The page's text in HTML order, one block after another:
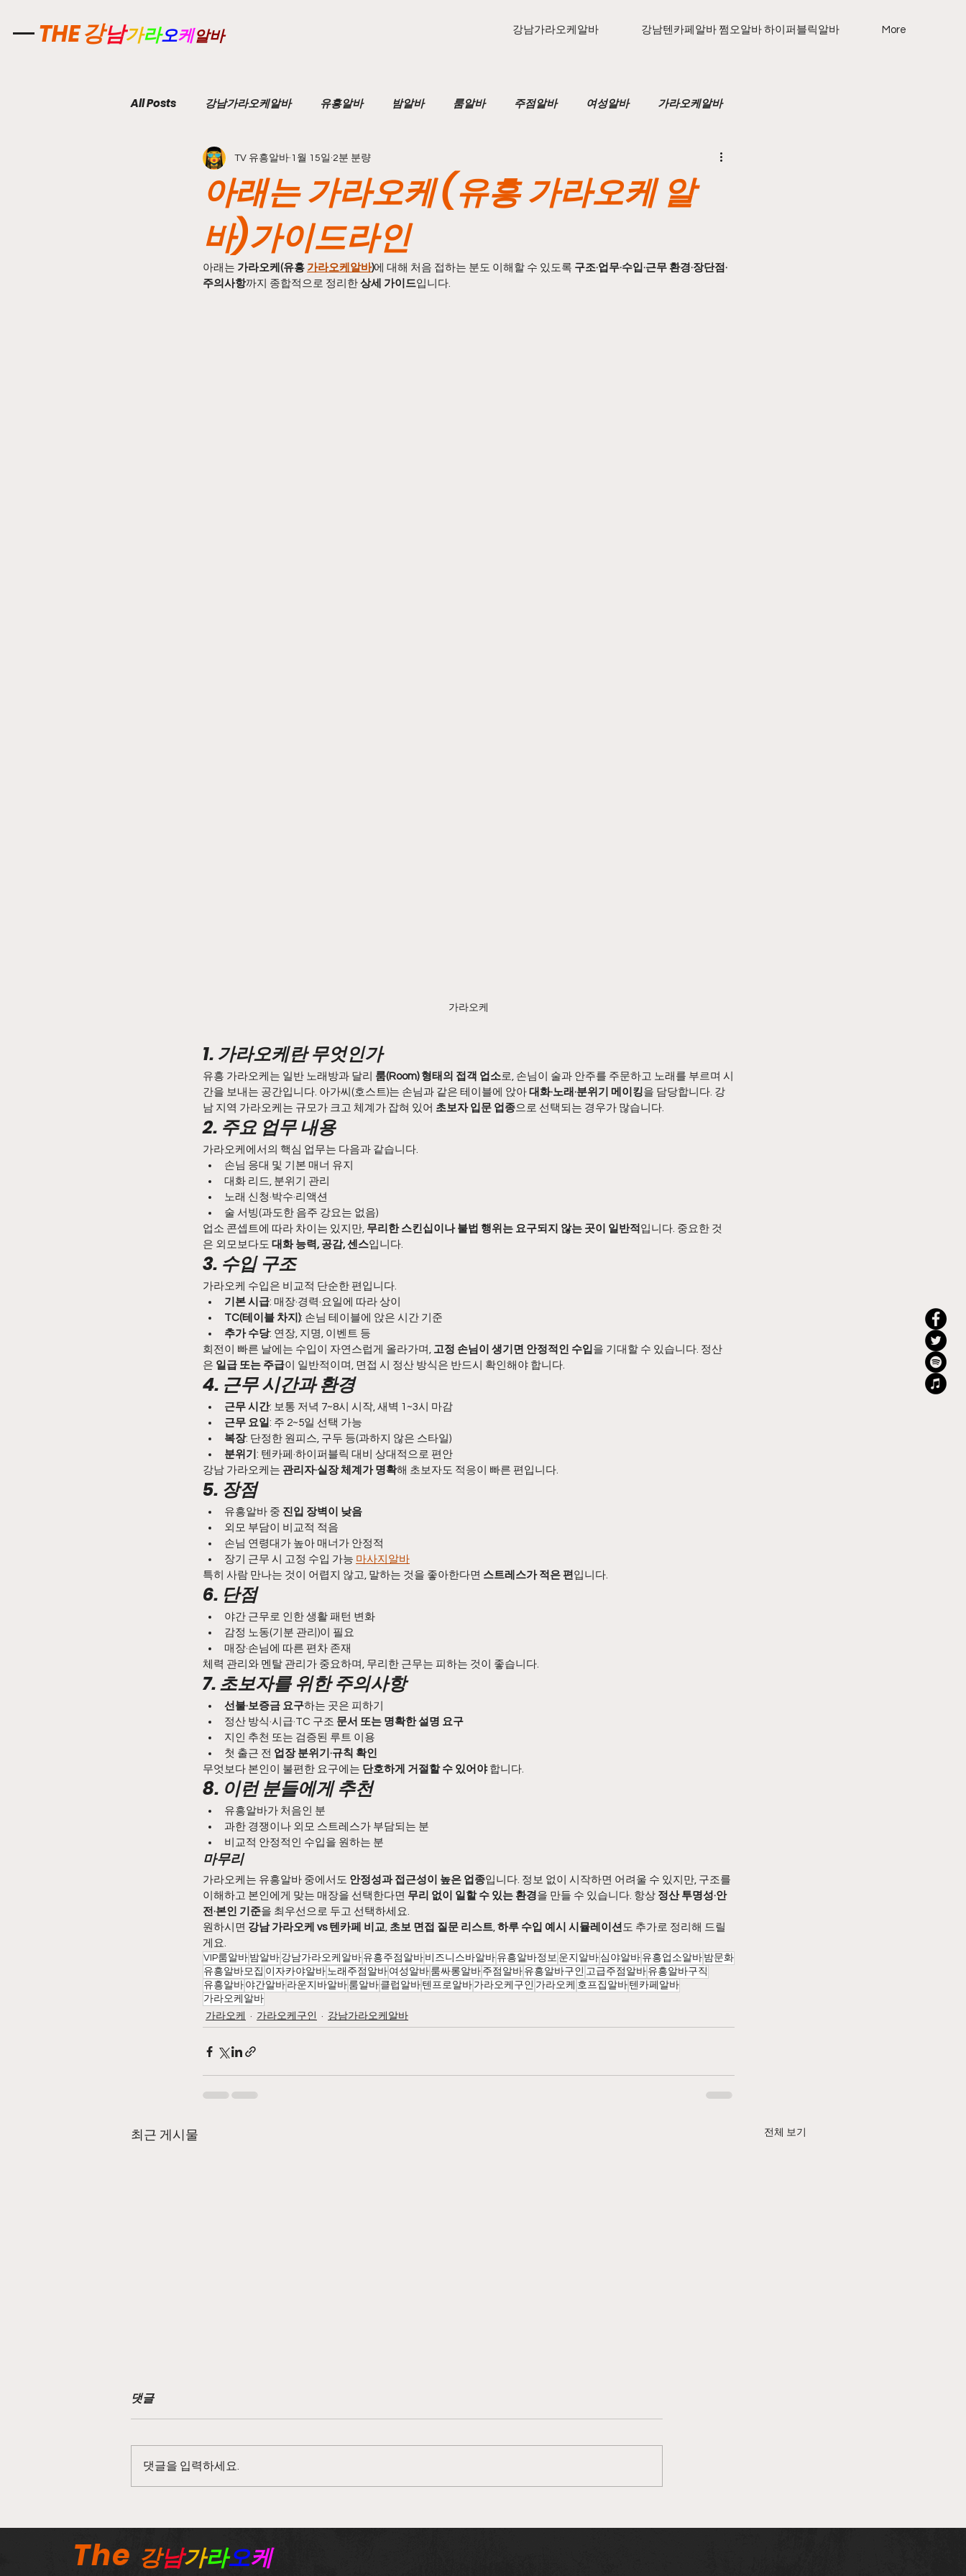
강남가라오케알바
THE 강남가라오케알바 강남텐카페알바 쩜오알바 하이퍼블릭알바 More
All Posts 강남가라오케알바 유흥알바 밤알바 룸알바 주점알바 여성알바 가라오케알바
유흥업소알바 노래주점알바 텐카페알바 노래방보도이야기
강서구마사지알바
스웨디시알바 스웨디시구인 스웨디시 스웨디시마사지 농업주휴수당 농사주휴수당 농촌주휴수당
아래는 가라오케 (유흥 가라오케 알
바)가이드라인
TV 유흥알바 1월 15일 2분 분량
아래는 가라오케(유흥 가라오케알바)에 대해 처음 접하는 분도 이해할 수 있도록 구조·업무·수입·근무 환경·장단점·
주의사항까지 종합적으로 정리한 상세 가이드입니다.
가라오케
1. 가라오케란 무엇인가
유흥 가라오케는 일반 노래방과 달리 룸(Room) 형태의 접객 업소로, 손님이 술과 안주를 주문하고 노래를 부르며 시
간을 보내는 공간입니다. 아가씨(호스트)는 손님과 같은 테이블에 앉아 대화·노래·분위기 메이킹을 담당합니다. 강
남 지역 가라오케는 규모가 크고 체계가 잡혀 있어 초보자 입문 업종으로 선택되는 경우가 많습니다.
2. 주요 업무 내용
가라오케에서의 핵심 업무는 다음과 같습니다.
손님 응대 및 기본 매너 유지
대화 리드, 분위기 관리
노래 신청·박수·리액션
술 서빙(과도한 음주 강요는 없음)
업소 콘셉트에 따라 차이는 있지만, 무리한 스킨십이나 불법 행위는 요구되지 않는 곳이 일반적 입니다. 중요한 것
은 외모보다도 대화 능력, 공감, 센스입니다.
3. 수입 구조
가라오케 수입은 비교적 단순한 편입니다.
기본 시급: 매장·경력·요일에 따라 상이
TC(테이블 차지): 손님 테이블에 앉은 시간 기준
추가 수당: 연장, 지명, 이벤트 등
회전이 빠른 날에는 수입이 자연스럽게 올라가며, 고정 손님이 생기면 안정적인 수입 을 기대할 수 있습니다. 정산
은 일급 또는 주급이 일반적이며, 면접 시 정산 방식은 반드시 확인해야 합니다.
4. 근무 시간과 환경
근무 시간: 보통 저녁 7~8시 시작, 새벽 1~3시 마감
근무 요일: 주 2~5일 선택 가능
복장: 단정한 원피스, 구두 등(과하지 않은 스타일)
분위기 : 텐카페·하이퍼블릭 대비 상대적으로 편안
강남 가라오케는 관리자·실장 체계가 명확해 초보자도 적응이 빠른 편입니다.
5. 장점
유흥알바 중 진입 장벽이 낮음
외모 부담이 비교적 적음
손님 연령대가 높아 매너가 안정적
장기 근무 시 고정 수입 가능 마사지알바
특히 사람 만나는 것이 어렵지 않고, 말하는 것을 좋아한다면 스트레스가 적은 편입니다.
6. 단점
야간 근무로 인한 생활 패턴 변화
감정 노동(기분 관리)이 필요
매장·손님에 따른 편차 존재
체력 관리와 멘탈 관리가 중요하며, 무리한 근무는 피하는 것이 좋습니다.
7. 초보자를 위한 주의사항
선불·보증금 요구하는 곳은 피하기
정산 방식·시급·TC 구조 문서 또는 명확한 설명 요구
지인 추천 또는 검증된 루트 이용
첫 출근 전 업장 분위기·규칙 확인
무엇보다 본인이 불편한 요구에는 단호하게 거절할 수 있어야 합니다.
8. 이런 분들에게 추천
유흥알바가 처음인 분
과한 경쟁이나 외모 스트레스가 부담되는 분
비교적 안정적인 수입을 원하는 분
마무리
가라오케는 유흥알바 중에서도 안정성과 접근성이 높은 업종입니다. 정보 없이 시작하면 어려울 수 있지만, 구조를
이해하고 본인에게 맞는 매장을 선택한다면 무리 없이 일할 수 있는 환경을 만들 수 있습니다. 항상 정산 투명성·안
전·본인 기준을 최우선으로 두고 선택하세요.
원하시면 강남 가라오케 vs 텐카페 비교, 초보 면접 질문 리스트, 하루 수입 예시 시뮬레이션도 추가로 정리해 드릴
게요.
VIP룸알바 밤알바 강남가라오케알바 유흥주점알바 비즈니스바알바 유흥알바정보 운지알바 심야알바 유흥업소알바 밤문화
유흥알바모집 이자카야알바 노래주점알바 여성알바 룸싸롱알바 주점알바 유흥알바구인 고급주점알바 유흥알바구직
유흥알바 야간알바 라운지바알바 룸알바 클럽알바 텐프로알바 가라오케구인 가라오케 호프집알바 텐카페알바
가라오케알바
가라오케
가라오케구인 강남가라오케알바
최근 게시물 전체 보기
인가?
익 구조
댓글
댓글을 입력하세요.
The 강남가라오케